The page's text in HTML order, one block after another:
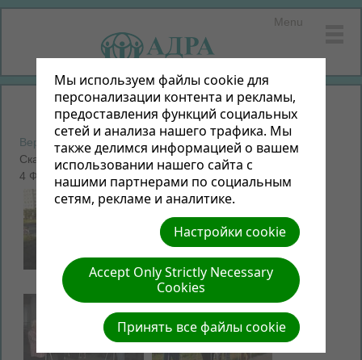
Menu
Вернуться к фотоальбомам
Скандинавия
4 Фото | 1.02 МБ |
Мы используем файлы cookie для
персонализации контента и рекламы,
предоставления функций социальных
сетей и анализа нашего трафика. Мы
также делимся информацией о вашем
использовании нашего сайта с
нашими партнерами по социальным
сетям, рекламе и аналитике.
Настройки cookie
Accept Only Strictly Necessary
Cookies
Принять все файлы cookie